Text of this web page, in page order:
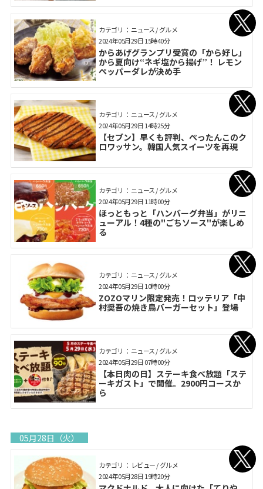
カテゴリ： ニュース / グルメ
からあげグランプリ受賞の「から好し」
から夏向け“ネギ塩から揚げ”！ レモン
ぺッパーダレが決め手
2024年05月29日 15時40分
カテゴリ： ニュース / グルメ
【セブン】早くも評判、ぺったんこのク
ロワッサン。韓国人気スイーツを再現
2024年05月29日 14時25分
カテゴリ： ニュース / グルメ
ほっともっと「ハンバーグ弁当」がリニ
ューアル！4種の"ごちソース"が楽しめ
る
2024年05月29日 11時00分
カテゴリ： ニュース / グルメ
ZOZOマリン限定発売！ロッテリア「中
村奨吾の焼き鳥バーガーセット」登場
2024年05月29日 10時00分
カテゴリ： ニュース / グルメ
【本日肉の日】ステーキ食べ放題「ステ
ーキガスト」で開催。2900円コースか
ら
2024年05月29日 07時00分
05月28日（火）
カテゴリ： レビュー / グルメ
2024年05月28日 19時20分